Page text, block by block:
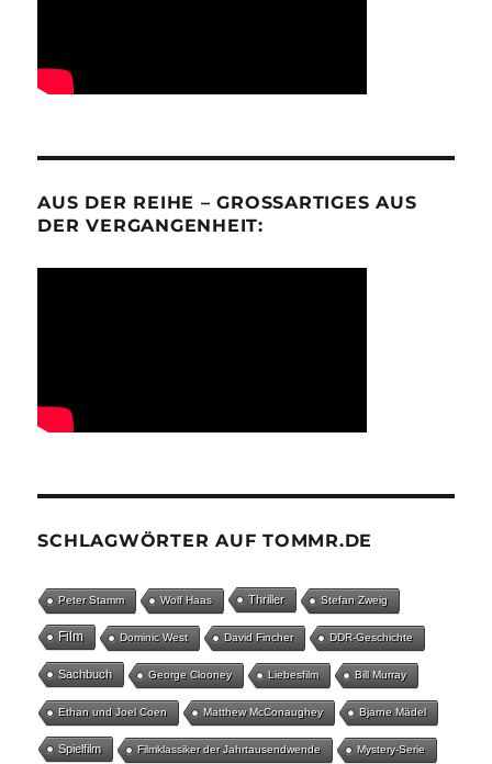
AUS DER REIHE – GROSSARTIGES AUS D
ER VERGANGENHEIT:
SCHLAGWÖRTER AUF TOMMR.DE
Peter Stamm Wolf Haas Thriller Stefan Zweig
Film Dominic West David Fincher DDR-Geschichte
Sachbuch George Clooney Liebesfilm Bill Murray
Ethan und Joel Coen Matthew McConaughey Bjarne Mädel
Spielfilm Filmklassiker der Jahrtausendwende Mystery-Serie